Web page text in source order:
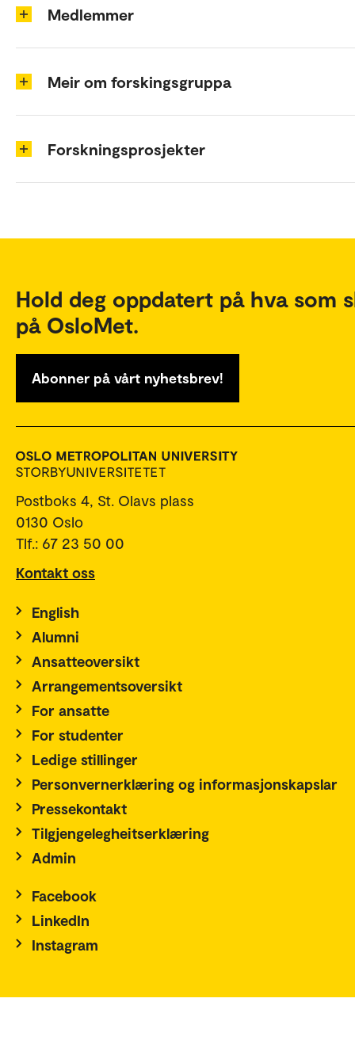
Medlemmer
Meir om forskingsgruppa
Forskningsprosjekter
Hold deg oppdatert på hva som
på OsloMet.
Abonner på vårt nyhetsbrev!
Postboks 4, St. Olavs plass
0130 Oslo
Tlf.: 67 23 50 00
Kontakt oss
English
Alumni
Ansatteoversikt
Arrangementsoversikt
For ansatte
For studenter
Ledige stillinger
Personvernerklæring og informasjonskapslar
Pressekontakt
Tilgjengelegheitserklæring
Admin
Facebook
LinkedIn
Instagram